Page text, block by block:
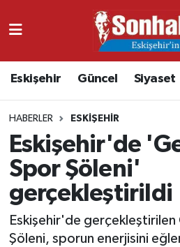
Eskişehir Güncel Siyaset
HABERLER ESKIŞEHIR
Eskişehir'de
Spor Şöleni'
gerçekleştirildi
Eskişehir'de gerçekleştirilen
Şöleni, sporun enerjisini
Ekonomi
Güncel
Kültür & Sanat
Magazin
Nöbetçi Eczaneler
Namaz Vakitleri
Trafik Durumu
Süper Lig Puan Durumu
Tüm Manşetler